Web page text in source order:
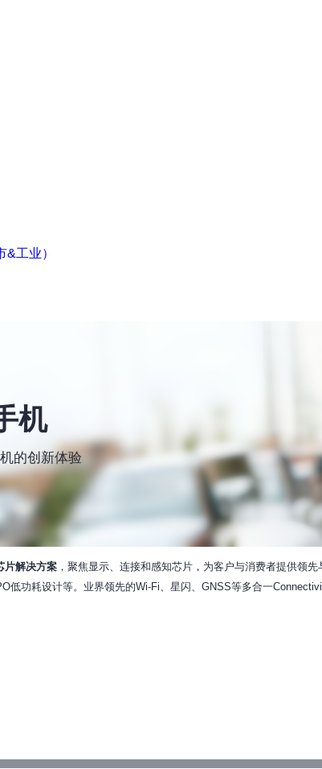
&工业）
机
的创新体验
片解决方案 ，聚焦显示、连接和感知芯片，为客户与消费者提供领
低功耗设计等。业界领先的Wi-Fi、星闪、GNSS等多合一